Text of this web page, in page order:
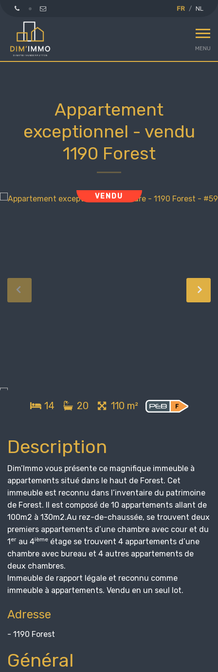
FR NL
MENU
Appartement
exceptionnel - vendu
1190 Forest
VENDU
14 20 110 m²
Description
Dim’Immo vous présente ce magnifique immeuble à
appartements situé dans le haut de Forest. Cet
immeuble est reconnu dans l’inventaire du patrimoine
de Forest. Il est composé de 10 appartements allant de
100m2 à 130m2.Au rez-de-chaussée, se trouvent deux
premiers appartements d’une chambre avec cour et du
1er au 4ième étage se trouvent 4 appartements d’une
chambre avec bureau et 4 autres appartements de
deux chambres.
Immeuble de rapport légale et reconnu comme
immeuble à appartements. Vendu en un seul lot.
Adresse
- 1190 Forest
Général